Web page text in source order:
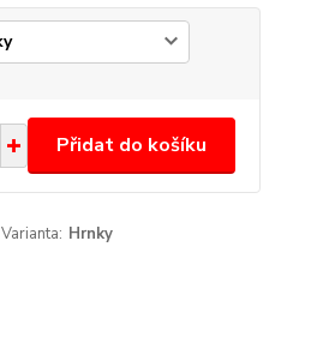
Přidat do košíku
Varianta: Hrnky